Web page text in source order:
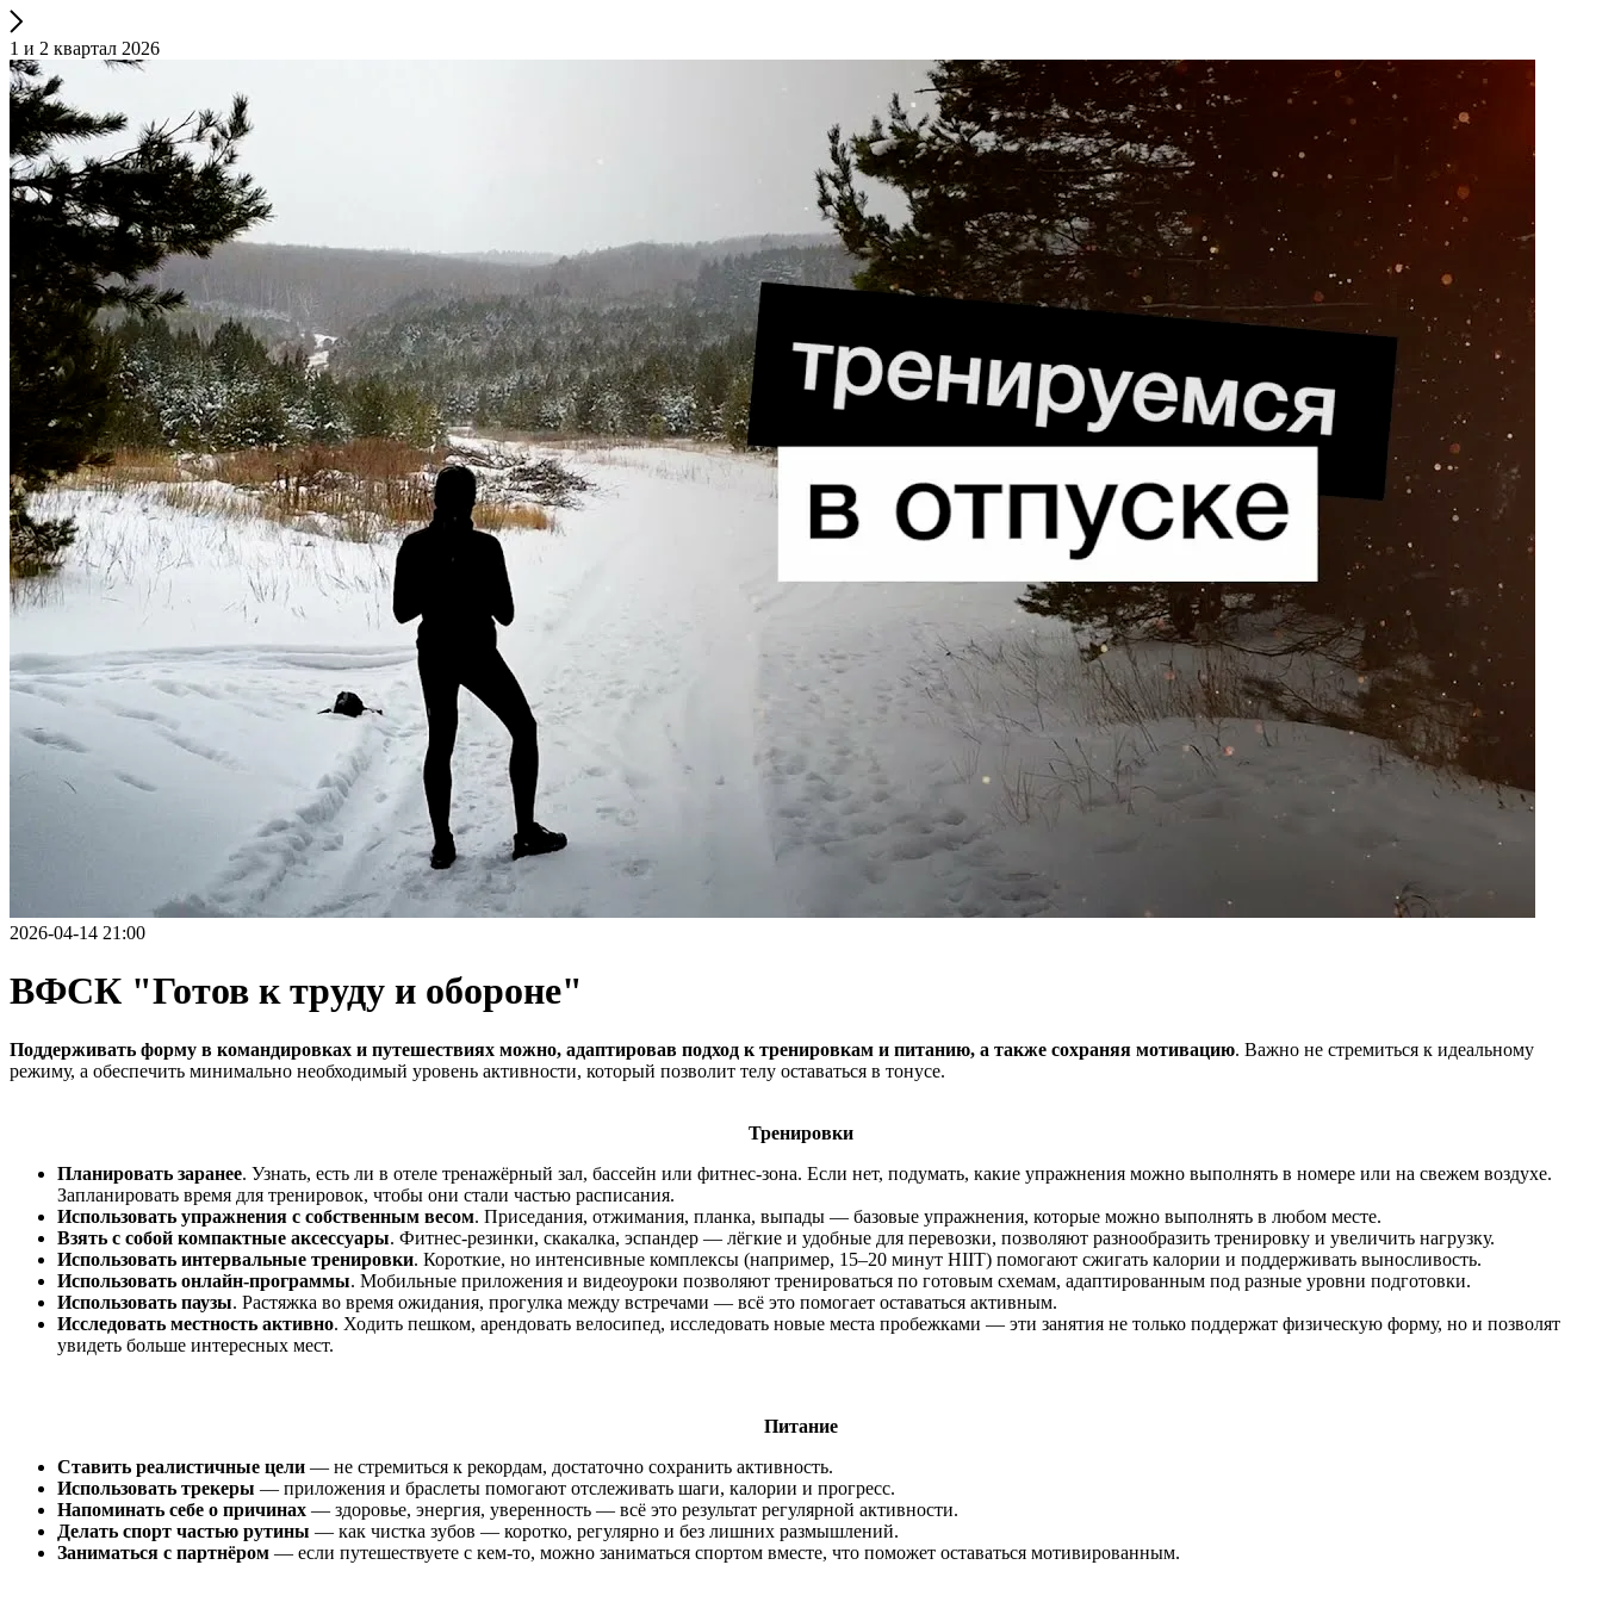
1 и 2 квартал 2026
2026-04-14 21:00
ВФСК "Готов к труду и обороне"
Поддерживать форму в командировках и путешествиях можно, адаптировав подход к тренировкам и питанию, а также сохраняя мотивацию. Важно не стремиться к идеальному
режиму, а обеспечить минимально необходимый уровень активности, который позволит телу оставаться в тонусе.
Тренировки
Планировать заранее. Узнать, есть ли в отеле тренажёрный зал, бассейн или фитнес-зона. Если нет, подумать, какие упражнения можно выполнять в номере или на свежем воздухе.
Запланировать время для тренировок, чтобы они стали частью расписания.
Использовать упражнения с собственным весом. Приседания, отжимания, планка, выпады — базовые упражнения, которые можно выполнять в любом месте.
Взять с собой компактные аксессуары. Фитнес-резинки, скакалка, эспандер — лёгкие и удобные для перевозки, позволяют разнообразить тренировку и увеличить нагрузку.
Использовать интервальные тренировки. Короткие, но интенсивные комплексы (например, 15–20 минут HIIT) помогают сжигать калории и поддерживать выносливость.
Использовать онлайн-программы. Мобильные приложения и видеоуроки позволяют тренироваться по готовым схемам, адаптированным под разные уровни подготовки.
Использовать паузы. Растяжка во время ожидания, прогулка между встречами — всё это помогает оставаться активным.
Исследовать местность активно. Ходить пешком, арендовать велосипед, исследовать новые места пробежками — эти занятия не только поддержат физическую форму, но и позволят
увидеть больше интересных мест.
Питание
Ставить реалистичные цели — не стремиться к рекордам, достаточно сохранить активность.
Использовать трекеры — приложения и браслеты помогают отслеживать шаги, калории и прогресс.
Напоминать себе о причинах — здоровье, энергия, уверенность — всё это результат регулярной активности.
Делать спорт частью рутины — как чистка зубов — коротко, регулярно и без лишних размышлений.
Заниматься с партнёром — если путешествуете с кем-то, можно заниматься спортом вместе, что поможет оставаться мотивированным.